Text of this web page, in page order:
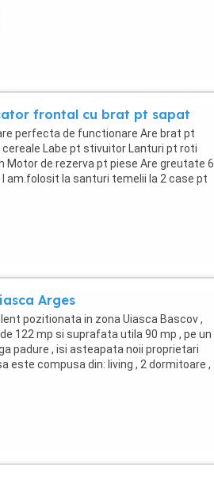
frontal cu brat pt sapat
perfecta de functionare Are brat pt
Labe pt stivuitor Lanturi pt roti
Motor de rezerva pt piese Are greutate 6
am.folosit la santuri temelii la 2 case pt
Arges
pozitionata in zona Uiasca Bascov ,
122 mp si suprafata utila 90 mp , pe un
padure , isi asteapata noii proprietari
este compusa din: living , 2 dormitoare ,